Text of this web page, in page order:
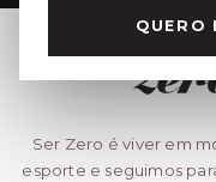
QUERO
Ser Zero é viver em
esporte e seguimos